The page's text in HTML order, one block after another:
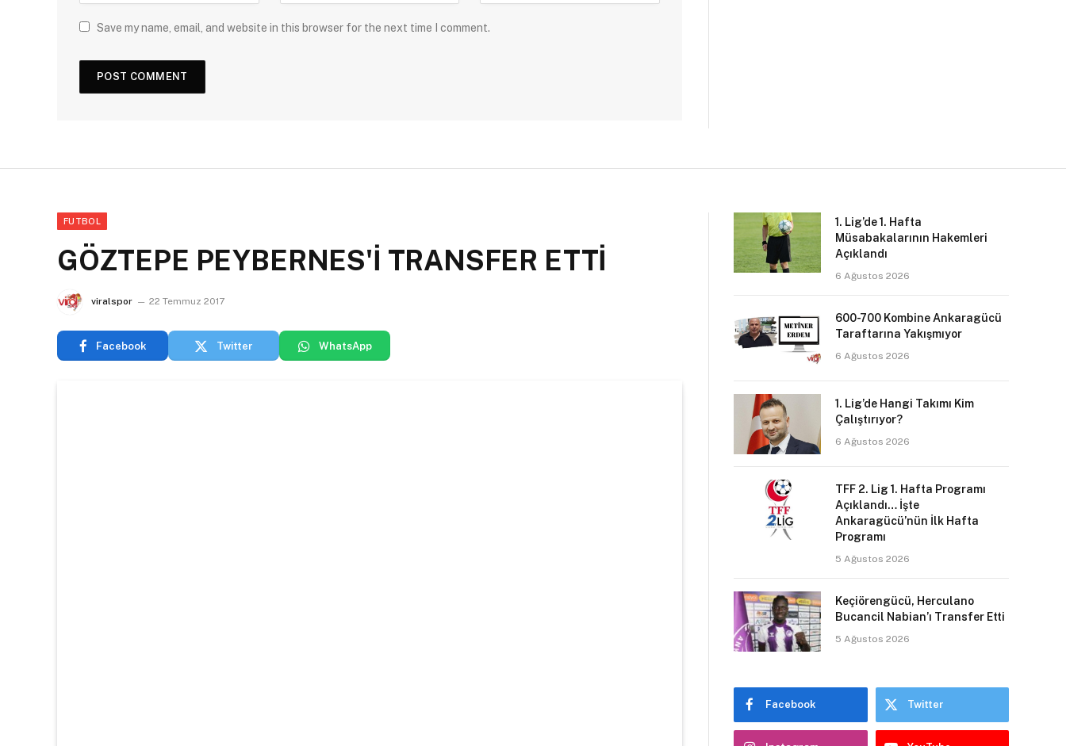
Save my name, email, and website in this browser for the next time I comment.
FUTBOL
GÖZTEPE PEYBERNES'İ TRANSFER ETTİ
viralspor 22 Temmuz 2017
Facebook Twitter WhatsApp
1. Lig’de 1. Hafta
Müsabakalarının Hakemleri
Açıklandı
6 Ağustos 2026
600-700 Kombine Ankaragücü
Taraftarına Yakışmıyor
6 Ağustos 2026
1. Lig’de Hangi Takımı Kim
Çalıştırıyor?
6 Ağustos 2026
TFF 2. Lig 1. Hafta Programı
Açıklandı… İşte
Ankaragücü’nün İlk Hafta
Programı
5 Ağustos 2026
Keçiörengücü, Herculano
Bucancil Nabian’ı Transfer Etti
5 Ağustos 2026
Facebook Twitter